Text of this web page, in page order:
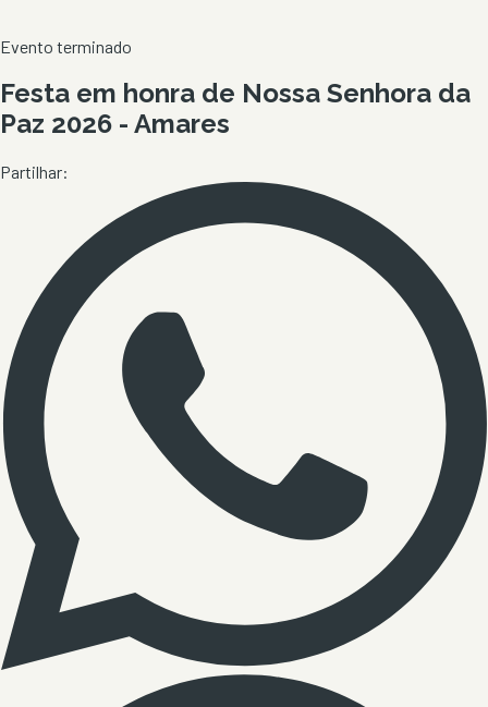
Evento terminado
Festa em honra de Nossa Senhora da
Paz 2026 - Amares
Partilhar: